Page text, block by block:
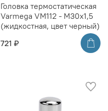
Головка термостатическая
Varmega VM112 - M30x1,5
(жидкостная, цвет черный)
721 ₽